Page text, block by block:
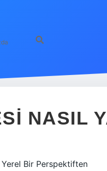
NASIL
Yerel Bir Perspektiften